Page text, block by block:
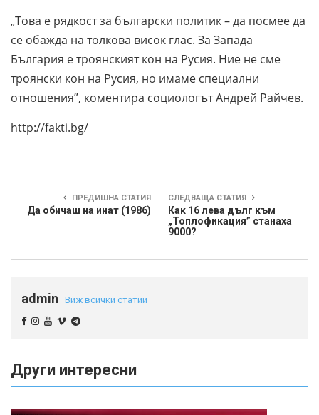
„Това е рядкост за български политик – да посмее да
се обажда на толкова висок глас. За Запада
България е троянският кон на Русия. Ние не сме
троянски кон на Русия, но имаме специални
отношения”, коментира социологът Андрей Райчев.
http://fakti.bg/
ПРЕДИШНА СТАТИЯ
Да обичаш на инат (1986)
СЛЕДВАЩА СТАТИЯ
Как 16 лева дълг към
„Топлофикация” станаха
9000?
admin Виж всички статии
Други интересни